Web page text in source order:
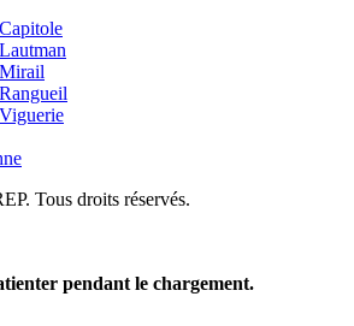
Tous droits réservés.
pendant le chargement.